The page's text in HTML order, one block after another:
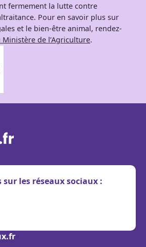
fermement la lutte contre
Pour en savoir plus sur
et le bien-être animal, rendez-
Ministère de l’Agriculture.
les réseaux sociaux :